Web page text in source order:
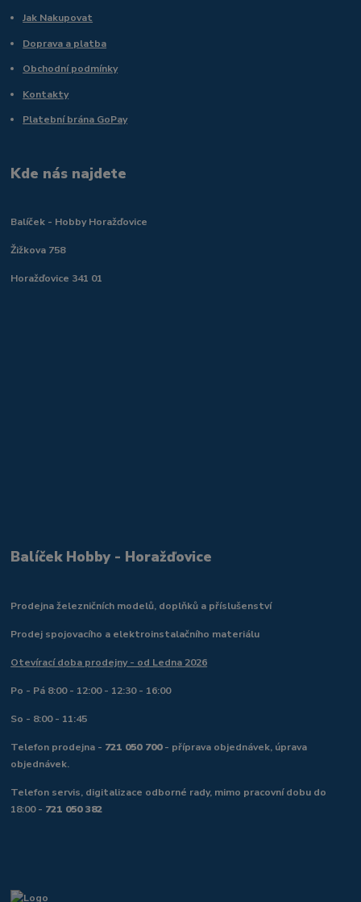
Jak Nakupovat
Doprava a platba
Obchodní podmínky
Kontakty
Platební brána GoPay
Kde nás najdete
Balíček - Hobby Horažďovice
Žižkova 758
Horažďovice 341 01
Balíček Hobby - Horažďovice
Prodejna železničních modelů, doplňků a příslušenství
Prodej spojovacího a elektroinstalačního materiálu
Otevírací doba prodejny - od Ledna 2026
Po - Pá 8:00 - 12:00 - 12:30 - 16:00
So - 8:00 - 11:45
Telefon prodejna - 721 050 700- příprava objednávek, úprava
objednávek.
Telefon servis, digitalizace odborné rady, mimo pracovní dobu do
18:00 - 721 050 382